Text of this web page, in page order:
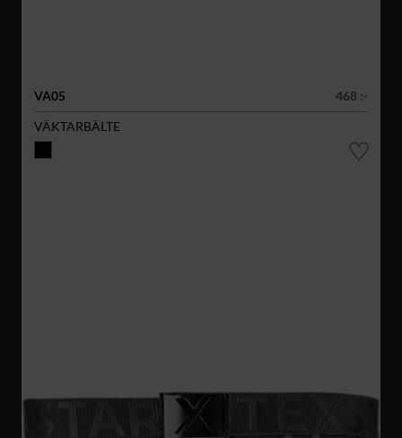
VA05
468 :-
VÄKTARBÄLTE